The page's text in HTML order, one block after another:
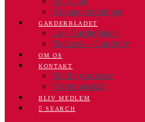
Årgangsforeninger
GARDERBLADET
Læs Garderbladet
Podcasts – Garderliv
OM OS
KONTAKT
Meld ny adresse
Foreningsskift
BLIV MEDLEM
SEARCH